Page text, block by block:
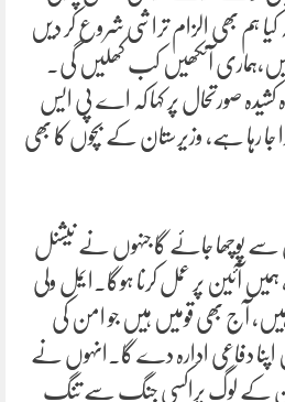
کیا ہم بھی الزام تراشی شروع کر دیں
آنکھیں کب کھلیں گی۔
صورتحال پر کہا کہ اے پی ایس
جا رہا ہے، وزیرستان کے بچوں کا بھی
سے پوچھا جائے گا جنہوں نے نیشنل
آئین پر عمل کرنا ہوگا۔ایمل ولی
ہیں، آج بھی قومیں ہیں جو امن کی
دفاعی ادارہ دے گا۔انہوں نے
کے لوگ پراکسی جنگ سے تنگ